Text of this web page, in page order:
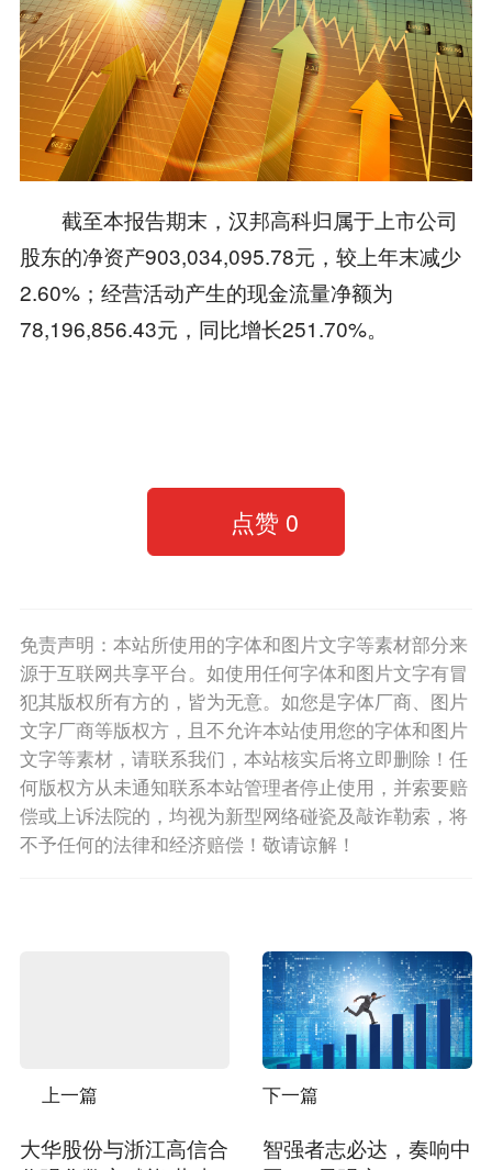
截至本报告期末，汉邦高科归属于上市公司
股东的净资产903,034,095.78元，较上年末减少
2.60%；经营活动产生的现金流量净额为
78,196,856.43元，同比增长251.70%。
点赞 0
免责声明：本站所使用的字体和图片文字等素材部分来
源于互联网共享平台。如使用任何字体和图片文字有冒
犯其版权所有方的，皆为无意。如您是字体厂商、图片
文字厂商等版权方，且不允许本站使用您的字体和图片
文字等素材，请联系我们，本站核实后将立即删除！任
何版权方从未通知联系本站管理者停止使用，并索要赔
偿或上诉法院的，均视为新型网络碰瓷及敲诈勒索，将
不予任何的法律和经济赔偿！敬请谅解！
上一篇
大华股份与浙江高信合
下一篇
智强者志必达，奏响中